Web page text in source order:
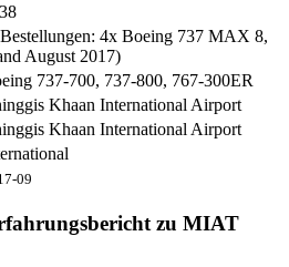
09
4x Boeing 737 MAX 8,
August 2017)
737-700, 737-800, 767-300ER
Khaan International Airport
Khaan International Airport
zu MIAT